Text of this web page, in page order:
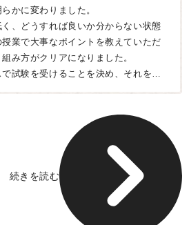
かに変わりました。
、どうすれば良いか分からない状態
業で大事なポイントを教えていただ
み方がクリアになりました。
試験を受けることを決め、それを軸
トでの正解率が上がったり、書く・読
増えたのを実感しています。
続きを読む